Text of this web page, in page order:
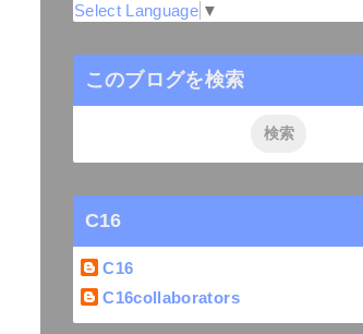
Select Language ▼
このブログを検索
C16
C16
C16collaborators